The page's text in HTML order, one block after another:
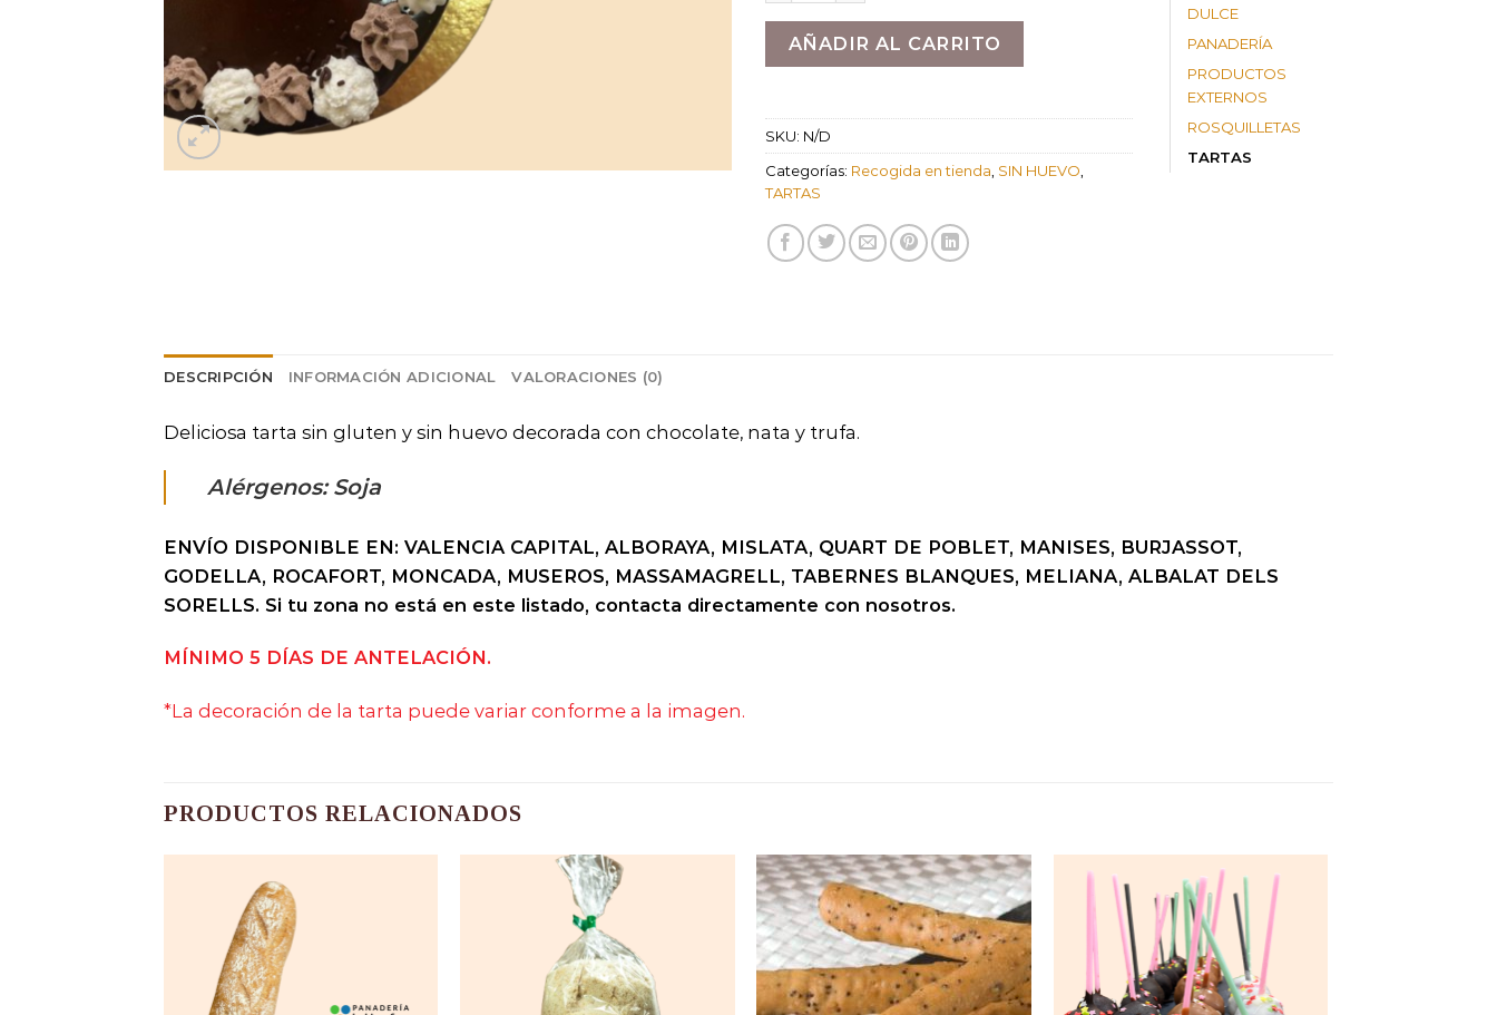
AÑADIR AL CARRITO
SKU: N/D
Categorías: Recogida en tienda SIN HUEVO
TARTAS
DULCE
PANADERÍA
PRODUCTOS
EXTERNOS
ROSQUILLETAS
TARTAS
DESCRIPCIÓN INFORMACIÓN ADICIONAL VALORACIONES (0)
Deliciosa tarta sin gluten y sin huevo decorada con chocolate, nata y trufa.
Alérgenos: Soja
ENVÍO DISPONIBLE EN: VALENCIA CAPITAL, ALBORAYA, MISLATA, QUART DE POBLET, MANISES, BURJASSOT,
GODELLA, ROCAFORT, MONCADA, MUSEROS, MASSAMAGRELL, TABERNES BLANQUES, MELIANA, ALBALAT DELS
SORELLS. Si tu zona no está en este listado, contacta directamente con nosotros.
MÍNIMO 5 DÍAS DE ANTELACIÓN.
*La decoración de la tarta puede variar conforme a la imagen.
PRODUCTOS RELACIONADOS